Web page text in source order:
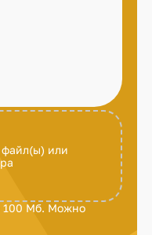
или
100 Мб. Можно